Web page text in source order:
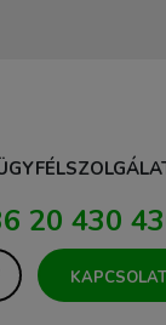
20 430
KAPCSOLAT